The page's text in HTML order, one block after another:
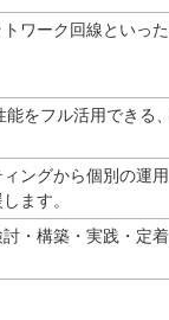
ワーク回線といっ
をフル活用できる
ングから個別の運
ます。
・構築・実践・定